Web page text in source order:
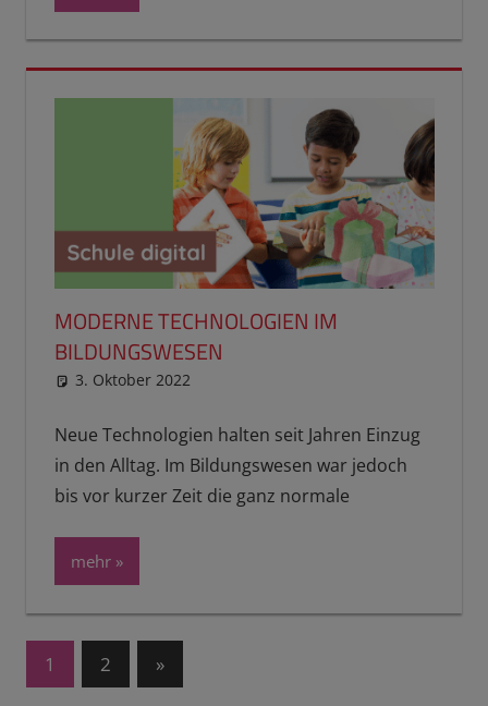
MODERNE TECHNOLOGIEN IM
BILDUNGSWESEN
3. Oktober 2022
Neue Technologien halten seit Jahren Einzug
in den Alltag. Im Bildungswesen war jedoch
bis vor kurzer Zeit die ganz normale
mehr
Seitennummerierung
1 2
Nächste
Beiträge
»